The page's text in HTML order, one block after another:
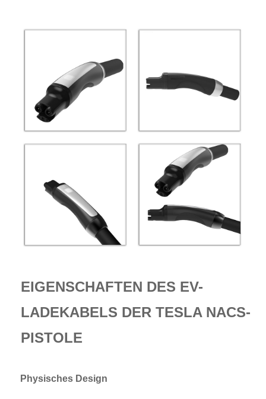
EIGENSCHAFTEN DES EV-
LADEKABELS DER TESLA NACS-
PISTOLE
Physisches Design